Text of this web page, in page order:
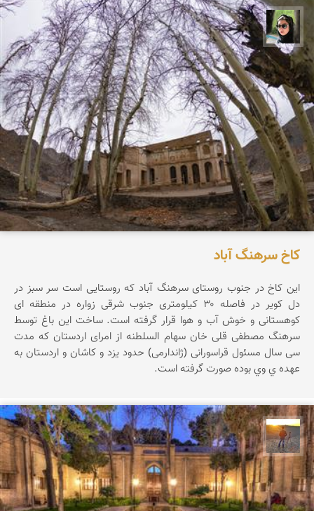
سپیده اصلان
کاخ سرهنگ آباد
این کاخ در جنوب روستای سرهنگ آباد که روستایی است سر سبز در
دل کویر در فاصله ۳۰ کیلومتری جنوب شرقی زواره در منطقه ای
کوهستانی و خوش آب و هوا قرار گرفته است. ساخت این باغ توسط
سرهنگ مصطفی قلی خان سهام السلطنه از امرای اردستان که مدت
سی سال مسئول قراسورانی (ژاندارمی) حدود یزد و کاشان و اردستان به
عهده ي وي بوده صورت گرفته است.
مهدی مخلصیان